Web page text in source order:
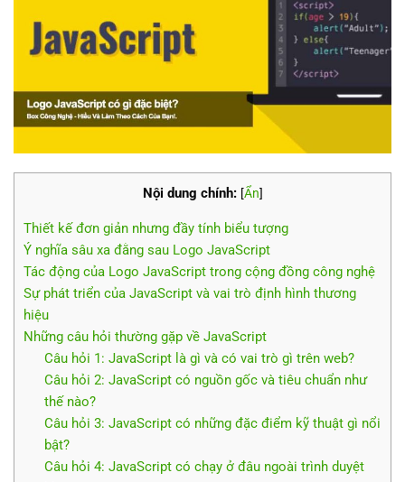
Nội dung chính: [Ẩn]
Thiết kế đơn giản nhưng đầy tính biểu tượng
Ý nghĩa sâu xa đằng sau Logo JavaScript
Tác động của Logo JavaScript trong cộng đồng công nghệ
Sự phát triển của JavaScript và vai trò định hình thương
hiệu
Những câu hỏi thường gặp về JavaScript
Câu hỏi 1: JavaScript là gì và có vai trò gì trên web?
Câu hỏi 2: JavaScript có nguồn gốc và tiêu chuẩn như
thế nào?
Câu hỏi 3: JavaScript có những đặc điểm kỹ thuật gì nổi
bật?
Câu hỏi 4: JavaScript có chạy ở đâu ngoài trình duyệt